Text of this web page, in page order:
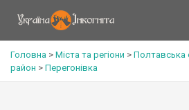
Головна > Міста та регіони > Полтавська
район > Перегонівка